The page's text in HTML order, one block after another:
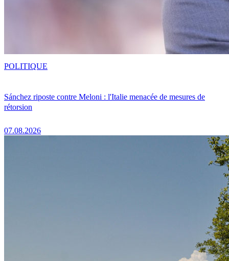
Sánchez riposte contre Meloni : l'Italie menacée de mesures de
rétorsion
07.08.2026
POLITIQUE